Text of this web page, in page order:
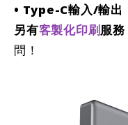
• Type-C輸入/輸出
另有客製化印刷服務
問！